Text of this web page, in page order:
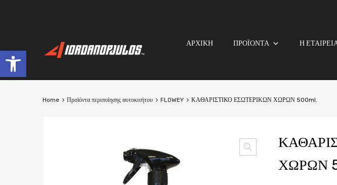
Open toolbar
ΑΡΧΙΚΗ ΠΡΟΪΟΝΤΑ Η
Home Προϊόντα περιποίησης αυτοκινήτου FLOWEY ΚΑΘΑΡΙΣΤΙΚΟ ΕΣΩΤΕΡΙΚΩΝ ΧΩΡΩΝ 500ml.
ΧΩΡΩΝ